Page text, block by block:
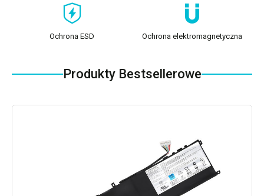
Ochrona ESD Ochrona elektromagnetyczna
Produkty Bestsellerowe